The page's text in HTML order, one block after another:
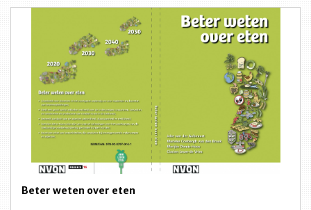
Beter weten over eten